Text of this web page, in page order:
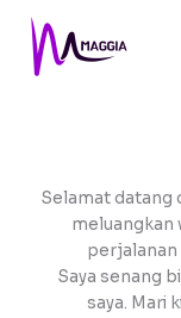
content
Selamat datang
meluangkan
perjalanan
Saya senang
saya. Mari